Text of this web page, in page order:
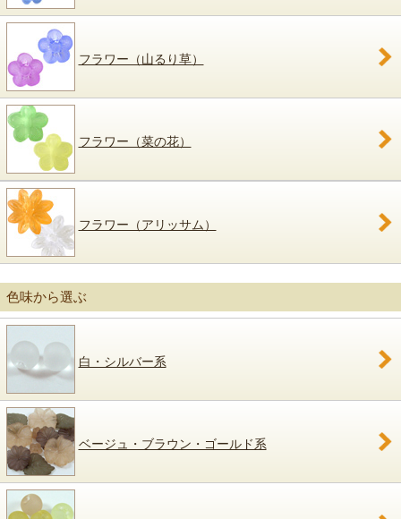
フラワー（山るり草）
フラワー（菜の花）
フラワー（アリッサム）
色味から選ぶ
白・シルバー系
ベージュ・ブラウン・ゴールド系